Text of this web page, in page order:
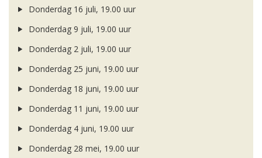
Donderdag 16 juli, 19.00 uur
Donderdag 9 juli, 19.00 uur
Donderdag 2 juli, 19.00 uur
Donderdag 25 juni, 19.00 uur
Donderdag 18 juni, 19.00 uur
Donderdag 11 juni, 19.00 uur
Donderdag 4 juni, 19.00 uur
Donderdag 28 mei, 19.00 uur